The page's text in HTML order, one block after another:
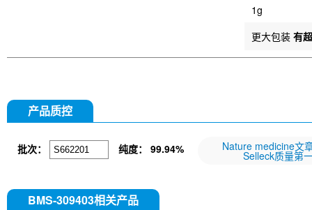
1g
更大包装 有
产品质控
批次： 纯度： 99.94% Nature medicine文
Selleck质量第
BMS-309403相关产品